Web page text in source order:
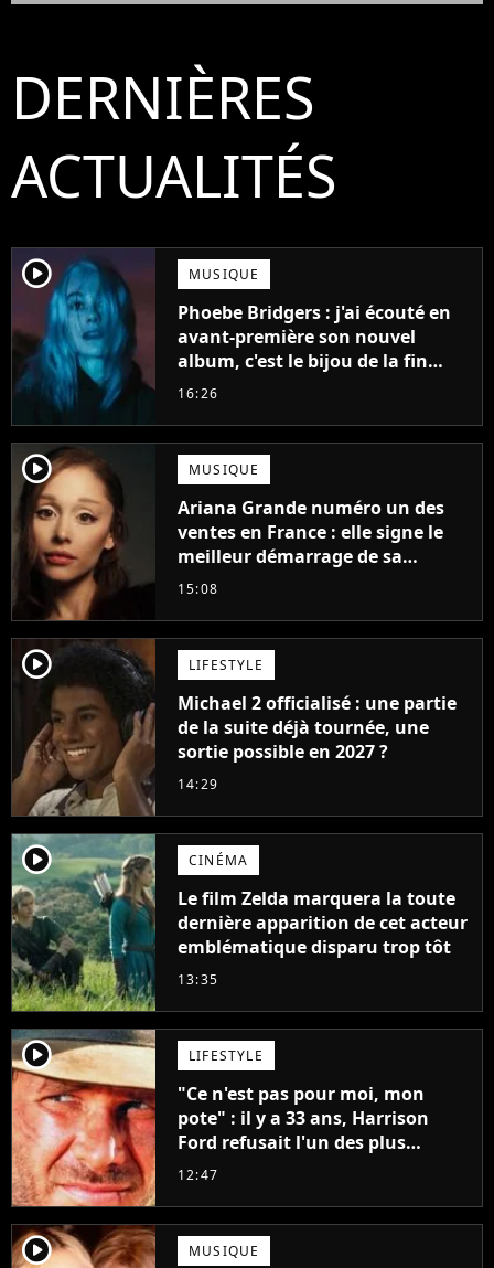
DERNIÈRES
ACTUALITÉS
player2 MUSIQUE
Phoebe Bridgers : j'ai écouté en
avant-première son nouvel
album, c'est le bijou de la fin
d'été
16:26
player2 MUSIQUE
Ariana Grande numéro un des
ventes en France : elle signe le
meilleur démarrage de sa
carrière avec son album Petal
15:08
player2 LIFESTYLE
Michael 2 officialisé : une partie
de la suite déjà tournée, une
sortie possible en 2027 ?
14:29
player2 CINÉMA
Le film Zelda marquera la toute
dernière apparition de cet acteur
emblématique disparu trop tôt
13:35
player2 LIFESTYLE
"Ce n'est pas pour moi, mon
pote" : il y a 33 ans, Harrison
Ford refusait l'un des plus
grands succès de tous les temps
12:47
player2 MUSIQUE